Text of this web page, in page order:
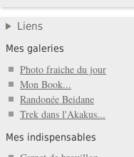
Liens
Mes galeries
Photo fraiche du jour
Mon Book...
Randonée Beidane
Trek dans l'Akakus...
Mes indispensables